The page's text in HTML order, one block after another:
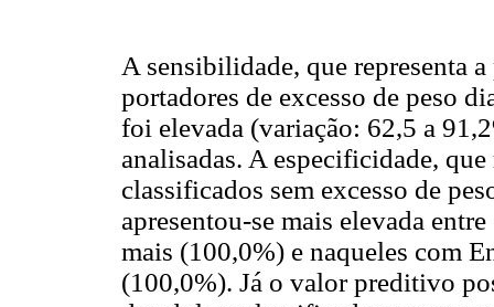
A sensibilidade, que representa
portadores de excesso de peso
foi elevada (variação: 62,5 a
analisadas. A especificidade,
classificados sem excesso de
apresentou-se mais elevada
mais (100,0%) e naqueles com
(100,0%). Já o valor preditivo